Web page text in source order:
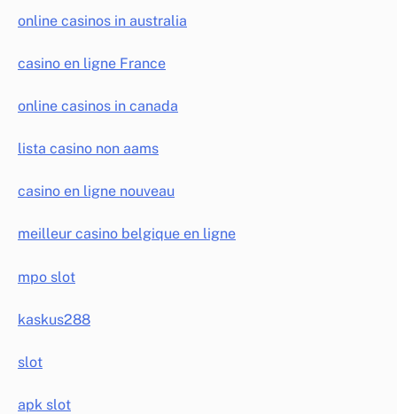
online casinos in australia
casino en ligne France
online casinos in canada
lista casino non aams
casino en ligne nouveau
meilleur casino belgique en ligne
mpo slot
kaskus288
slot
apk slot